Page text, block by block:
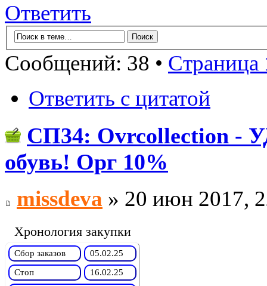
Ответить
Сообщений: 38 • Страница
Ответить с цитатой
СП34: Ovrcollection
обувь! Орг 10%
missdeva » 20 июн 2017,
Хронология закупки
Сбор заказов
05.02.25
Стоп
16.02.25